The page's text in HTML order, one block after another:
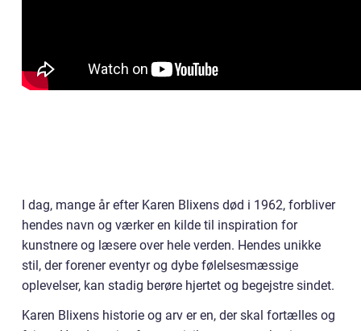
I dag, mange år efter Karen Blixens død i 1962, forbliver
hendes navn og værker en kilde til inspiration for
kunstnere og læsere over hele verden. Hendes unikke
stil, der forener eventyr og dybe følelsesmæssige
oplevelser, kan stadig berøre hjertet og begejstre sindet.
Karen Blixens historie og arv er en, der skal fortælles og